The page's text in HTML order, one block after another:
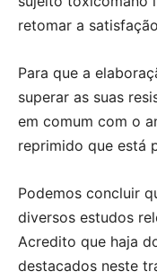
retomar a
Para que a
superar as suas
em comum com o
reprimido que está
Podemos concluir
diversos estudos
Acredito que haja
destacados neste